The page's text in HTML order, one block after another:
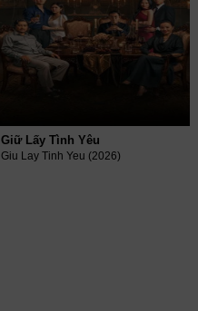
Giữ Lấy Tình Yêu
Giu Lay Tinh Yeu (2026)